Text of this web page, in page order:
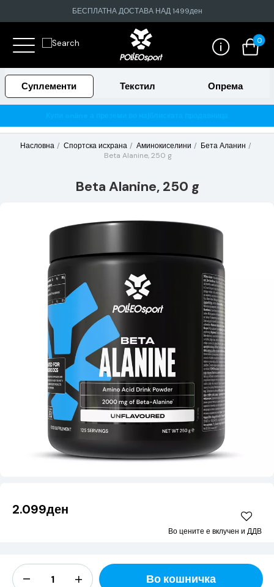
БЕСПЛАТНА ДОСТАВА НАД 1499ден
0
Суплементи Текстил Опрема
Насловна Спортска исхрана Аминокиселини
Бета Аланин
Beta Alanine, 250 g
Beta Alanine, 250 g
2.099ден
Во цените е вклучен и ДДВ
Во кошничка